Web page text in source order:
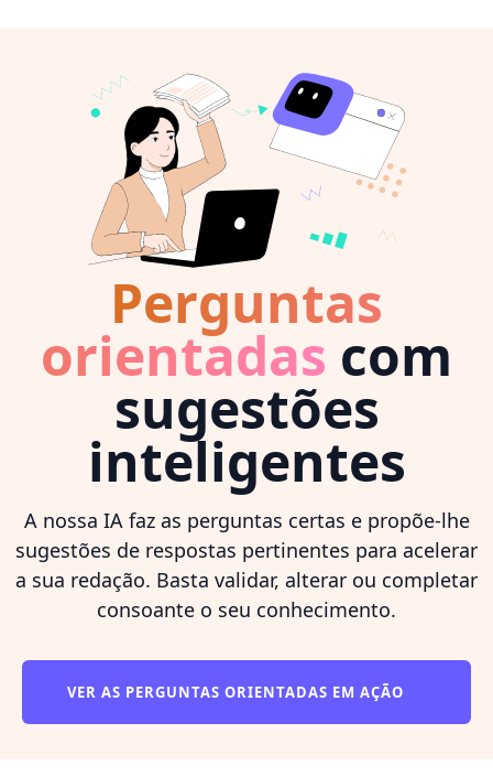
Perguntas
orientadas com
sugestões
inteligentes
A nossa IA faz as perguntas certas e propõe-lhe
sugestões de respostas pertinentes para acelerar
a sua redação. Basta validar, alterar ou completar
consoante o seu conhecimento.
VER AS PERGUNTAS ORIENTADAS EM AÇÃO